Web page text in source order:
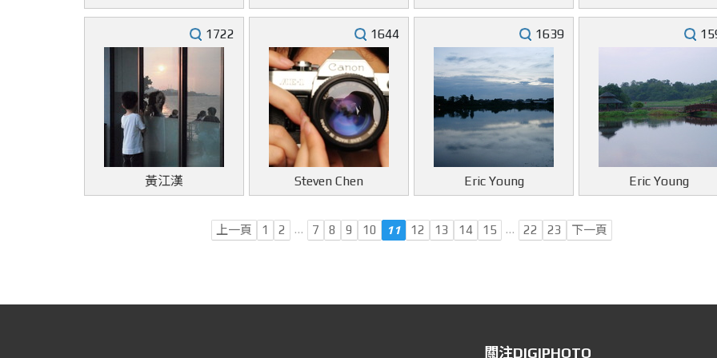
1722
黃江漢
1644
Steven Chen
1639
Eric Young Eric Young
上一頁 1 2 … 7 8 9 10 11 12 13 14 15 … 22 23 下一頁
關注DIGIPHOTO